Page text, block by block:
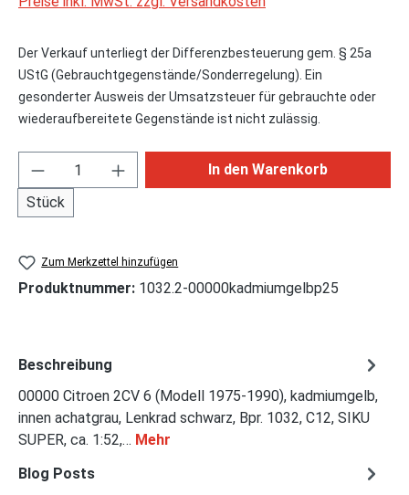
Der Verkauf unterliegt der Differenzbesteuerung gem. § 25a
UStG (Gebrauchtgegenstände/Sonderregelung). Ein
gesonderter Ausweis der Umsatzsteuer für gebrauchte oder
wiederaufbereitete Gegenstände ist nicht zulässig.
Produkt Anzahl: Gib den gewünschten
Stück
In den Warenkorb
Zum Merkzettel hinzufügen
Produktnummer: 1032.2-00000kadmiumgelbp25
Beschreibung
00000 Citroen 2CV 6 (Modell 1975-1990), kadmiumgelb,
innen achatgrau, Lenkrad schwarz, Bpr. 1032, C12, SIKU
SUPER, ca. 1:52,… Mehr
Blog Posts